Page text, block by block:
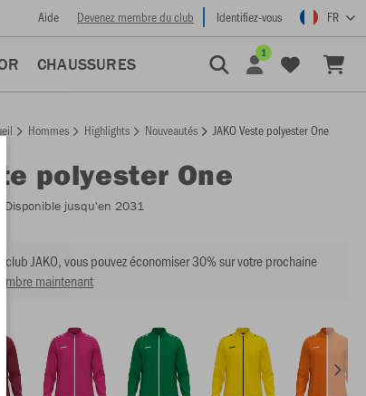
Aide Devenez membre du club Identifiez-vous FR
CHAUSSURES
1
Hommes Highlights Nouveautés JAKO Veste polyester One
polyester One
- Disponible jusqu'en 2031
JAKO, vous pouvez économiser 30% sur votre prochaine
maintenant